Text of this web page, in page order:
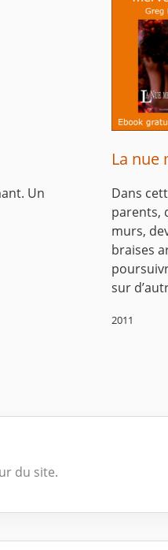
Un
La nue
Dans
parents,
murs,
braises
sur
2011
du site.